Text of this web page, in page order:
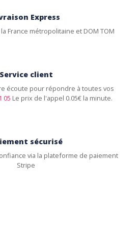
Express
France métropolitaine et DOM TOM
Service client
écoute pour répondre à toutes vos
05 Le prix de l'appel 0.05€ la minute.
sécurisé
via la plateforme de paiement
Stripe